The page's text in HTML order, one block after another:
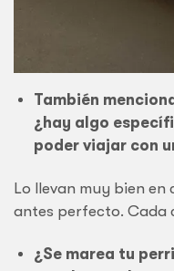
También
¿hay algo
poder viajar con
Lo llevan muy bien
antes perfecto. Cada
¿Se marea tu